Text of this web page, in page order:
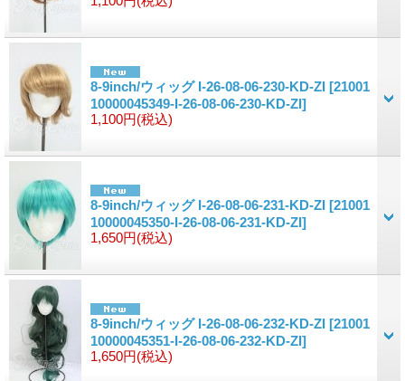
8-9inch/ウィッグ I-26-08-06-230-KD-ZI [21001
10000045349-I-26-08-06-230-KD-ZI]
1,100円(税込)
8-9inch/ウィッグ I-26-08-06-231-KD-ZI [21001
10000045350-I-26-08-06-231-KD-ZI]
1,650円(税込)
8-9inch/ウィッグ I-26-08-06-232-KD-ZI [21001
10000045351-I-26-08-06-232-KD-ZI]
1,650円(税込)